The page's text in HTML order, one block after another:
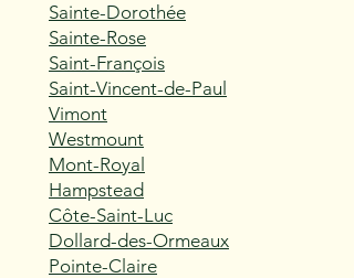
Sainte-Dorothée
Sainte-Rose
Saint-François
Saint-Vincent-de-Paul
Vimont
Westmount
Mont-Royal
Hampstead
Côte-Saint-Luc
Dollard-des-Ormeaux
Pointe-Claire